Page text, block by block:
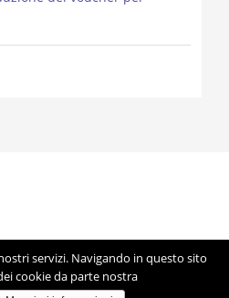
| Studio Lorigiola | STELE | P.IVA
♥ byArtmosferausing WordPress
servizi. Navigando in questo sito
cookie da parte nostra